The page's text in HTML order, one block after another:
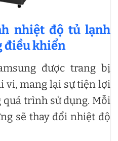
nhiệt độ tủ lạnh
điều khiển
được trang bị
vi, mang lại sự tiện lợi
trình sử dụng. Mỗi
sẽ thay đổi nhiệt độ